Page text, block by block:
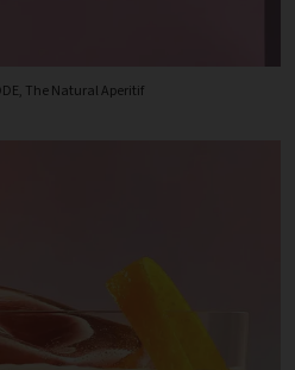
The Natural Aperitif